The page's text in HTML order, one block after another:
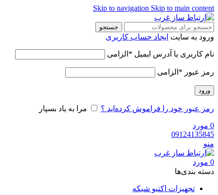
Skip to navigation Skip to main content
جستجو
ورود به سایت ایجاد حساب کاربری
نام کاربری یا آدرس ایمیل * الزامی
رمز عبور * الزامی
ورود
رمز عبور خود را فراموش کرده‌اید ؟ مرا به یاد بسپار
0 مورد
09124135845
منو
0 مورد
دسته‌ بندی‌ها
تجهیزات اکتیو شبکه